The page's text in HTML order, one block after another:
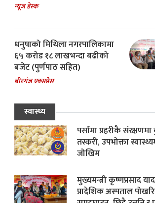
न्यूज डेस्क
धनुषाको मिथिला नगरपालिकामा
६५ करोड १८ लाखभन्दा बढीको
बजेट (पुर्णपाठ सहित)
बीरगंज एक्सप्रेस
स्वास्थ्य
पर्सामा प्रहरीकै
तस्करी, उपभोक्ता
जोखिम
मुख्यमन्त्री कृष्णप्रसाद
प्रादेशिक अस्पताल